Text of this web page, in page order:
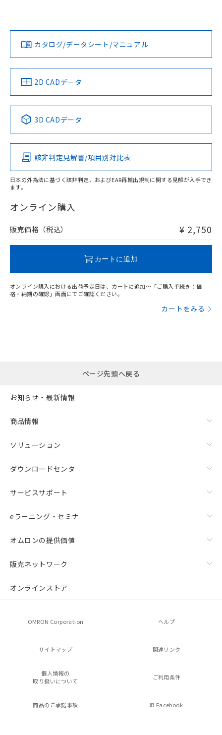
ダウンロードデータをご利用いただく前に、以下を必ずお読
みください。
ソフトウェアの使用条件
対応済み
中国 RoHS 注意事項・凡例
Pb Hg Cd Cr(VI)
O
在庫等で未対応品が混在する可能性があります。
問い合わせください。
LR型式承認
（イギリス
船舶規格）
DNV型式承認
（ノルウェー
BV型式承認
（フランス
KR型式
（韓国
No No No No
この製品の規格認証/適合状況ページへ
その他の認証はこちらのページからご検索ください
カタログ/データシート/マニュアル
2D CADデータ
3D CADデータ
該非判定見解書/項目別対比表
日本の外為法に基づく該非判定、およびEAR再輸出規制に関する見解が入手でき
ます。
オンライン購入
販売価格（税込） ¥ 2,750
カートに追加
オンライン購入における出荷予定日は、カートに追加～「ご購入手続き：価
格・納期の確認」画面にてご確認ください。
カートをみる
ページ先頭へ戻る
お知らせ・最新情報
商品情報
ソリューション
ダウンロードセンタ
サービスサポート
eラーニング・セミナ
オムロンの提供価値
販売ネットワーク
オンラインストア
OMRON Corporation ヘルプ
サイトマップ 関連リンク
個人情報の
取り扱いについて
ご利用条件
商品のご承諾事項 Facebook